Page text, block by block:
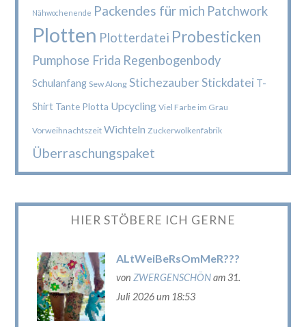
Nähwochenende Packendes für mich Patchwork
Plotten Plotterdatei Probesticken
Pumphose Frida Regenbogenbody
Schulanfang Sew Along StichezauberStickdatei T-
Shirt Tante Plotta Upcycling Viel Farbe im Grau
Vorweihnachtszeit Wichteln Zuckerwolkenfabrik
Überraschungspaket
HIER STÖBERE ICH GERNE
ALtWeiBeRsOmMeR???
von ZWERGENSCHÖNam 31.
Juli 2026 um 18:53